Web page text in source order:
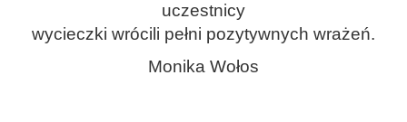
uczestnicy
wycieczki wrócili pełni pozytywnych wrażeń.
Monika Wołos